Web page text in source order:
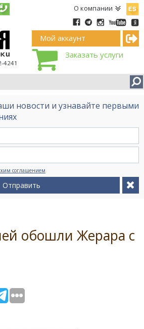
О компании
4241
Мой аккаунт
Заказать услуги
новости и узнавайте первыми
соглашением
Отправить
обошли Жерара с